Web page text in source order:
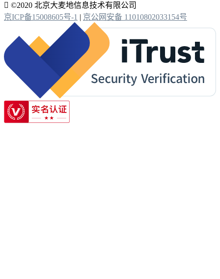
 ©2020 北京大麦地信息技术有限公司
京ICP备15008605号-1 | 京公网安备 11010802033154号